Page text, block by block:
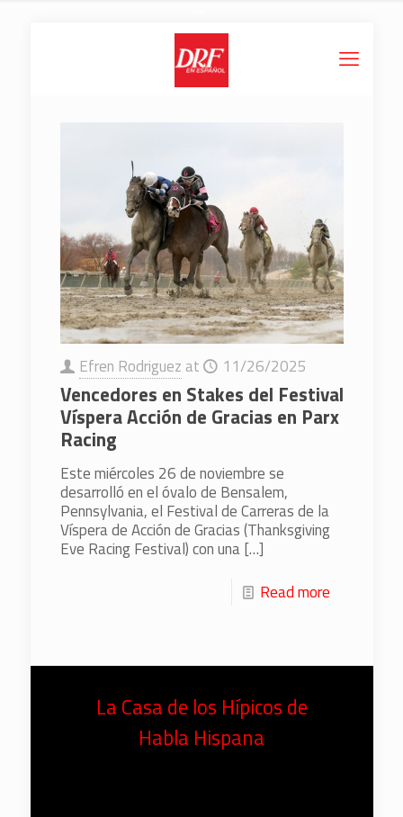
Efren Rodriguez at 11/26/2025
Vencedores en Stakes del Festival
Víspera Acción de Gracias en Parx
Racing
Este miércoles 26 de noviembre se
desarrolló en el óvalo de Bensalem,
Pennsylvania, el Festival de Carreras de la
Víspera de Acción de Gracias (Thanksgiving
Eve Racing Festival) con una[…]
Read more
La Casa de los Hípicos de
Habla Hispana